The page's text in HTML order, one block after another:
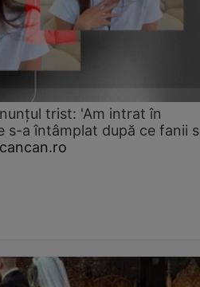
trist: 'Am intrat în
s-a întâmplat după ce fanii